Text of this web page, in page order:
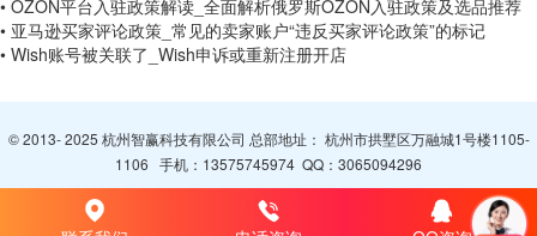
• OZON平台入驻政策解读_全面解析俄罗斯OZON入驻政策及选品推荐
• 亚马逊买家评论政策_常见的卖家账户“违反买家评论政策”的标记
• Wish账号被关联了_Wish申诉或重新注册开店
© 2013- 2025 杭州智赢科技有限公司 总部地址： 杭州市拱墅区万融城1号楼1105-
1106 手机： 13575745974 QQ： 3065094296